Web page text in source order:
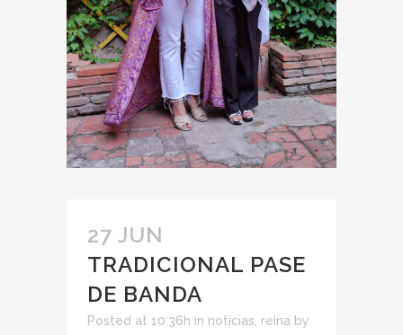
27 JUN
TRADICIONAL PASE
DE BANDA
Posted at 10:36h in noticias reina by